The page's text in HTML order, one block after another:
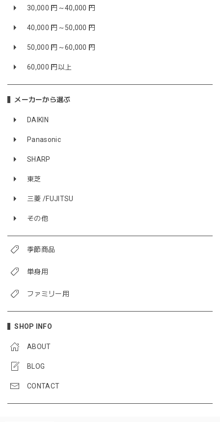
30,000 円～40,000 円
40,000 円～50,000 円
50,000 円～60,000 円
60,000 円以上
メーカーから選ぶ
DAIKIN
Panasonic
SHARP
東芝
三菱 /FUJITSU
その他
季節商品
単身用
ファミリー用
SHOP INFO
ABOUT
BLOG
CONTACT